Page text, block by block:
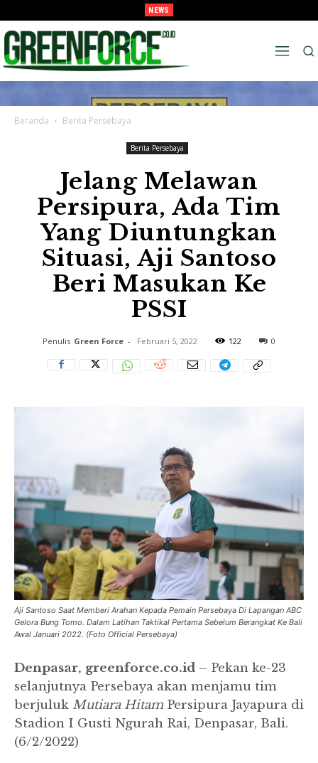
NEWS
Beranda Berita Persebaya
Berita Persebaya
Jelang Melawan
Persipura, Ada Tim
Yang Diuntungkan
Situasi, Aji Santoso
Beri Masukan Ke
PSSI
Penulis Green Force - Februari 5, 2022 122 0
Aji Santoso Saat Memberi Arahan Kepada Pemain Persebaya Di Lapangan ABC
Gelora Bung Tomo. Dalam Latihan Taktikal Pertama Sebelum Berangkat Ke Bali
Awal Januari 2022. (Foto Official Persebaya)
Denpasar, greenforce.co.id – Pekan ke-23
selanjutnya Persebaya akan menjamu tim
berjuluk Mutiara Hitam Persipura Jayapura di
Stadion I Gusti Ngurah Rai, Denpasar, Bali.
(6/2/2022)